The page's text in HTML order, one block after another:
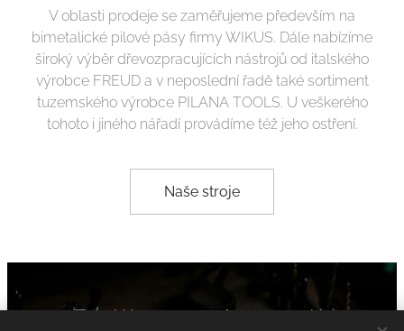
V oblasti prodeje se zaměřujeme především na
bimetalické pilové pásy firmy WIKUS. Dále nabízíme
široký výběr dřevozpracujících nástrojů od italského
výrobce FREUD a v neposlední řadě také sortiment
tuzemského výrobce PILANA TOOLS. U veškerého
tohoto i jiného nářadí provádíme též jeho ostření.
Naše stroje
Pošlete nám vaši